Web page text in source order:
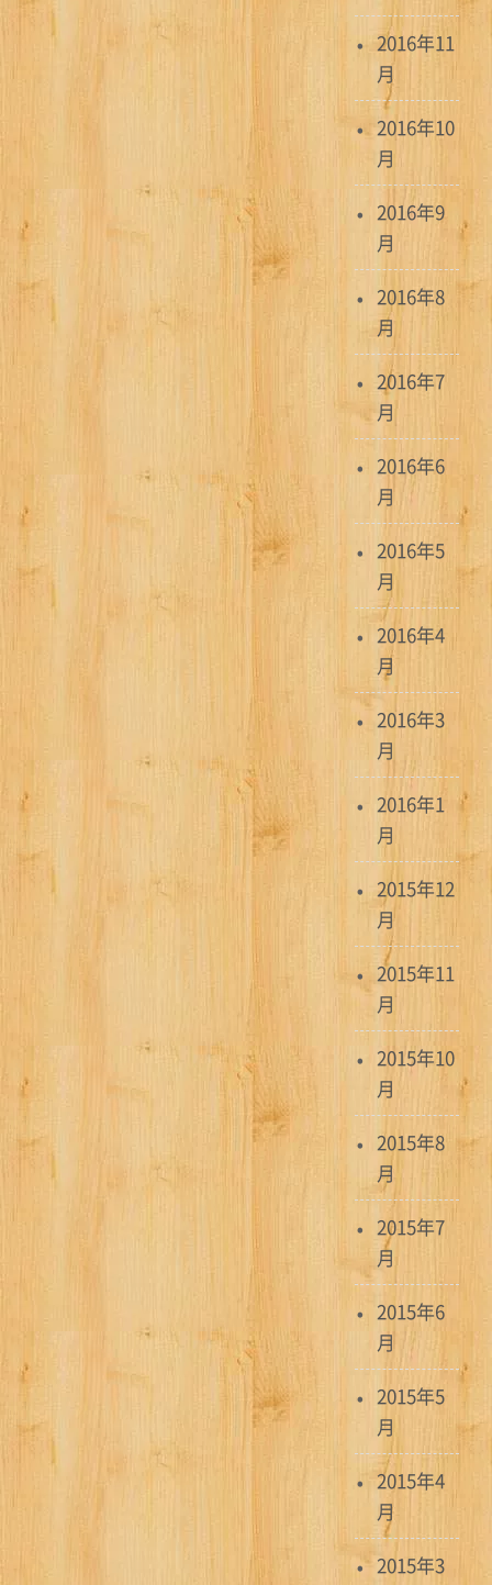
2016年11
月
2016年10
月
2016年9
月
2016年8
月
2016年7
月
2016年6
月
2016年5
月
2016年4
月
2016年3
月
2016年1
月
2015年12
月
2015年11
月
2015年10
月
2015年8
月
2015年7
月
2015年6
月
2015年5
月
2015年4
月
2015年3